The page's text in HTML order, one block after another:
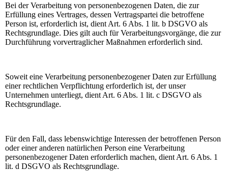
Bei der Verarbeitung von personenbezogenen Daten, die zur
Erfüllung eines Vertrages, dessen Vertragspartei die betroffene
Person ist, erforderlich ist, dient Art. 6 Abs. 1 lit. b DSGVO als
Rechtsgrundlage. Dies gilt auch für Verarbeitungsvorgänge, die zur
Durchführung vorvertraglicher Maßnahmen erforderlich sind.
Soweit eine Verarbeitung personenbezogener Daten zur Erfüllung
einer rechtlichen Verpflichtung erforderlich ist, der unser
Unternehmen unterliegt, dient Art. 6 Abs. 1 lit. c DSGVO als
Rechtsgrundlage.
Für den Fall, dass lebenswichtige Interessen der betroffenen Person
oder einer anderen natürlichen Person eine Verarbeitung
personenbezogener Daten erforderlich machen, dient Art. 6 Abs. 1
lit. d DSGVO als Rechtsgrundlage.